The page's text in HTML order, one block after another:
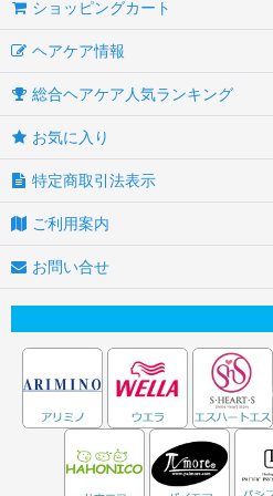
ショッピングカート
ヘアケア情報
総合ヘアケア人気ランキング
お気に入り
特定商取引法表示
ご利用案内
お問い合せ